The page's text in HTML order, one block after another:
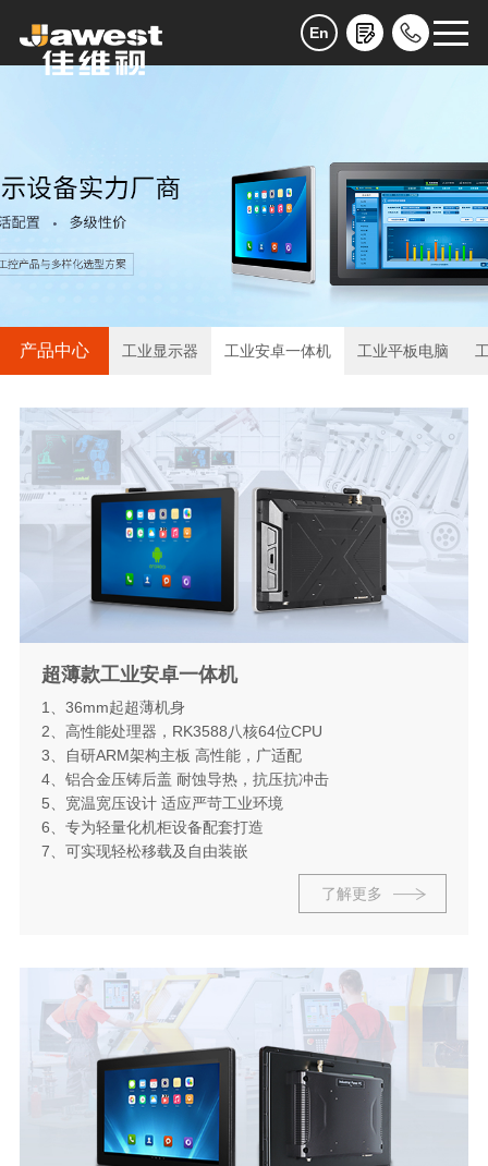
En
产品中心 工业显示器 工业安卓一体机 工业平板电脑
超薄款工业安卓一体机
1、36mm起超薄机身
2、高性能处理器，RK3588八核64位CPU
3、自研ARM架构主板 高性能，广适配
4、铝合金压铸后盖 耐蚀导热，抗压抗冲击
5、宽温宽压设计 适应严苛工业环境
6、专为轻量化机柜设备配套打造
7、可实现轻松移载及自由装嵌
了解更多